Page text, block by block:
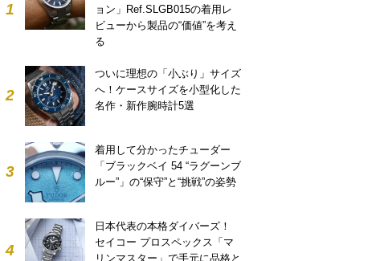
1
ョン」Ref.SLGB015の着用レ
ビューから製品の“価値”を考え
る
2
ついに理想の「小ぶり」サイズ
へ！ケースサイズを小型化した
名作・新作腕時計5選
3
着用して分かったチューダー
「ブラックベイ 54 “ラグーンブ
ルー”」の“保守”と“挑戦”の姿勢
4
日本代表の本格ダイバーズ！
セイコー プロスペックス「マ
リンマスター」で手元に品格と